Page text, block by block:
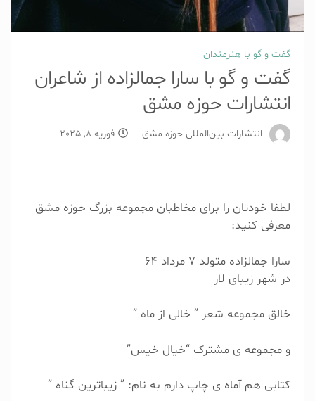
گفت و گو با هنرمندان
گفت و گو با سارا جمالزاده از شاعران
انتشارات حوزه مشق
انتشارات بین‌المللی حوزه مشق فوریه 8, 2025
لطفا خودتان را برای مخاطبان مجموعه بزرگ حوزه مشق
معرفی کنید:
سارا جمالزاده متولد 7 مرداد 64
در شهر زیبای لار
خالق مجموعه شعر ” خالی از ماه ”
و مجموعه ی مشترک “خیال خیس”
کتابی هم آماه ی چاپ دارم به نام: ” زیباترین گناه ”